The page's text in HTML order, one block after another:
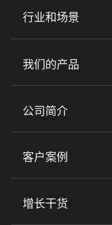
行业和场景
行业解决方案
培训机构
金融行业
心理机构
我们的产品
产品
小程序商城
社群圈子
公司简介
客户案例
增长干货